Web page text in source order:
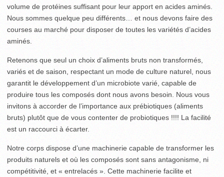
volume de protéines suffisant pour leur apport en acides aminés.
Nous sommes quelque peu différents… et nous devons faire des
courses au marché pour disposer de toutes les variétés d’acides
aminés.
Retenons que seul un choix d’aliments bruts non transformés,
variés et de saison, respectant un mode de culture naturel, nous
garantit le développement d’un microbiote varié, capable de
produire tous les composés dont nous avons besoin. Nous vous
invitons à accorder de l’importance aux prébiotiques (aliments
bruts) plutôt que de vous contenter de probiotiques !!!! La facilité
est un raccourci à écarter.
Notre corps dispose d’une machinerie capable de transformer les
produits naturels et où les composés sont sans antagonisme, ni
compétitivité, et « entrelacés ». Cette machinerie facilite et